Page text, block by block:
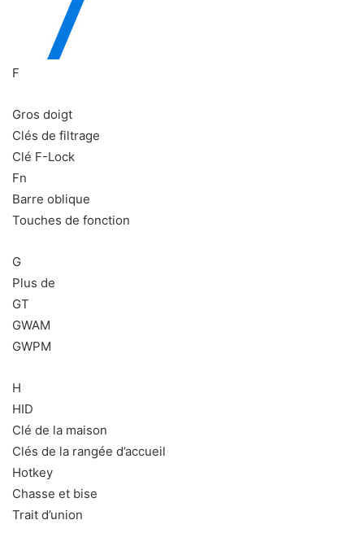
F
Gros doigt
Clés de filtrage
Clé F-Lock
Fn
Barre oblique
Touches de fonction
G
Plus de
GT
GWAM
GWPM
H
HID
Clé de la maison
Clés de la rangée d’accueil
Hotkey
Chasse et bise
Trait d’union